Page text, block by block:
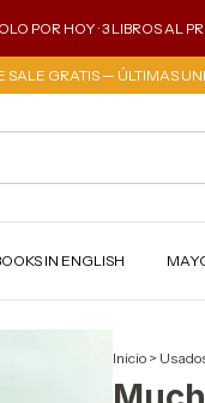
HOY · 3 LIBROS AL
SALE GRATIS — ÚLTIMAS
IN ENGLISH
Inicio >